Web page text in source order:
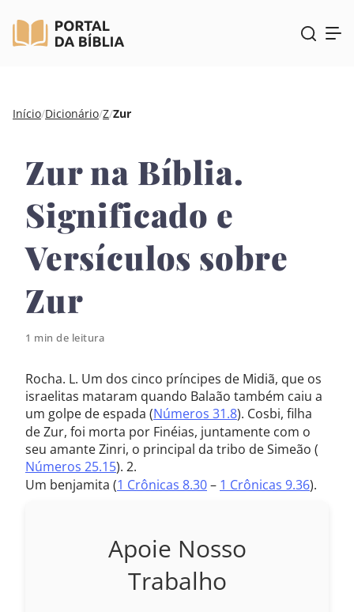
Pular
conteúdo
Início/Dicionário/Z/Zur
Zur na Bíblia.
Significado e
Versículos sobre
Zur
1 min de leitura
Rocha. L. Um dos cinco príncipes de Midiã, que os
israelitas mataram quando Balaão também caiu a
um golpe de espada (Números 31.8). Cosbi, filha
de Zur, foi morta por Finéias, juntamente com o
seu amante Zinri, o principal da tribo de Simeão (
Números 25.15). 2.
Um benjamita (1 Crônicas 8.30– 1 Crônicas 9.36).
Apoie Nosso
Trabalho